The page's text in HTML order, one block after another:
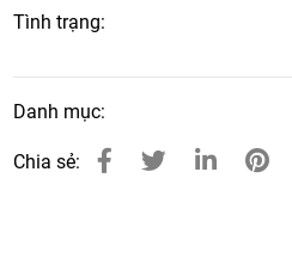
Tình trạng:
Danh mục:
Chia sẻ: